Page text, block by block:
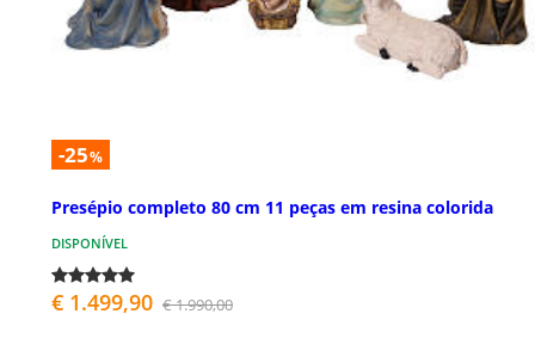
-25%
Presépio completo 80 cm 11 peças em resina colorida
DISPONÍVEL
€ 1.499,90 € 1.990,00